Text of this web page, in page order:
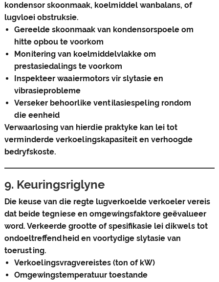
kondensor skoonmaak, koelmiddel wanbalans, of
lugvloei obstruksie.
Gereelde skoonmaak van kondensorspoele om
hitte opbou te voorkom
Monitering van koelmiddelvlakke om
prestasiedalings te voorkom
Inspekteer waaiermotors vir slytasie en
vibrasieprobleme
Verseker behoorlike ventilasiespeling rondom
die eenheid
Verwaarlosing van hierdie praktyke kan lei tot
verminderde verkoelingskapasiteit en verhoogde
bedryfskoste.
9. Keuringsriglyne
Die keuse van die regte lugverkoelde verkoeler vereis
dat beide tegniese en omgewingsfaktore geëvalueer
word. Verkeerde grootte of spesifikasie lei dikwels tot
ondoeltreffendheid en voortydige slytasie van
toerusting.
Verkoelingsvragvereistes (ton of kW)
Omgewingstemperatuur toestande